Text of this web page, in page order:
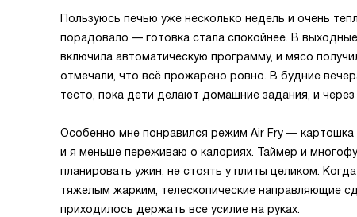
Пользуюсь печью уже несколько недель и очень
порадовало — готовка стала спокойнее. В
включила автоматическую программу, и мясо
отмечали, что всё прожарено ровно. В будние
тесто, пока дети делают домашние задания, и
Особенно мне понравился режим Air Fry — картошка
и я меньше переживаю о калориях. Таймер и
планировать ужин, не стоять у плиты целиком.
тяжелым жарким, телескопические направляющие
приходилось держать все усилие на руках.